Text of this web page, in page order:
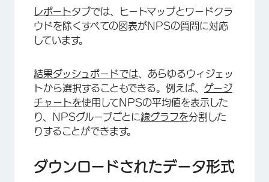
レポートタブでは、ヒートマップとワードクラ
ウドを除くすべての図表がNPSの質問に対応
しています。
結果ダッシュボードでは、あらゆるウィジェッ
トから選択することもできる。例えば、 ゲージ
チャートを使用してNPSの平均値を表示した
り、NPSグループごとに線グラフを分割した
りすることができます。
ダウンロードされたデータ形式